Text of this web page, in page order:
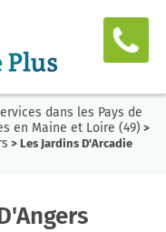
dans les Pays de
en Maine et Loire (49) >
> Les Jardins D'Arcadie